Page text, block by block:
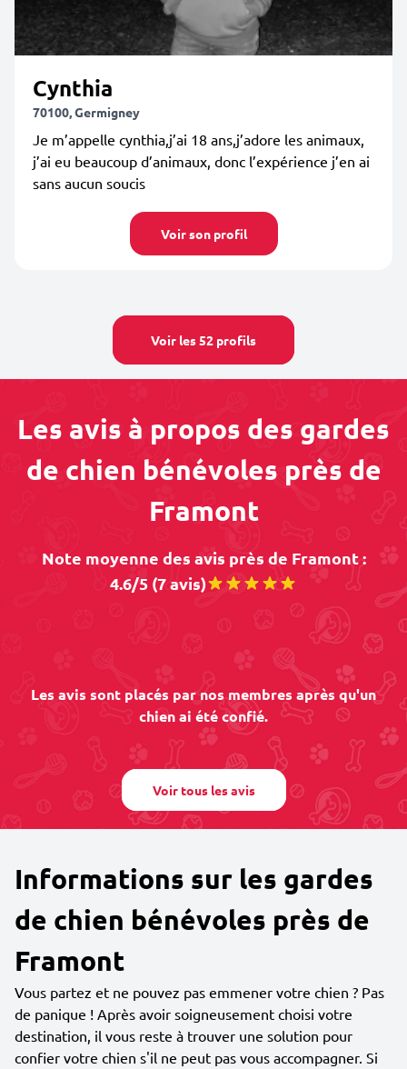
Cynthia
70100, Germigney
Je m’appelle cynthia,j’ai 18 ans,j’adore les animaux,
j’ai eu beaucoup d’animaux, donc l’expérience j’en ai
sans aucun soucis
Voir son profil
Voir les 52 profils
Les avis à propos des gardes
de chien bénévoles près de
Framont
Note moyenne des avis près de Framont :
4.6/5 (7 avis)
Les avis sont placés par nos membres après qu'un
chien ai été confié.
Voir tous les avis
Informations sur les gardes
de chien bénévoles près de
Framont
Vous partez et ne pouvez pas emmener votre chien ? Pas
de panique ! Après avoir soigneusement choisi votre
destination, il vous reste à trouver une solution pour
confier votre chien s'il ne peut pas vous accompagner. Si